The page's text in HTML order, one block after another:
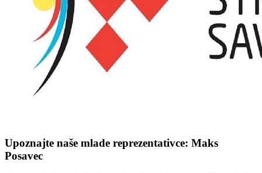
Upoznajte naše mlade reprezentativce: Maks
Posavec